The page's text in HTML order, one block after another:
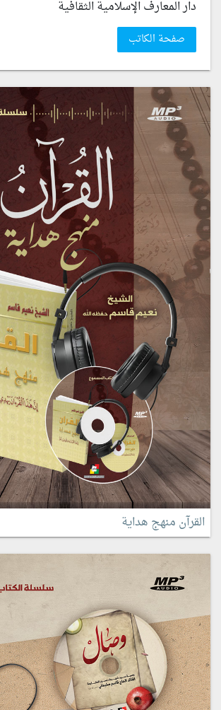
دار المعارف الإسلامية الثقافية
صفحة الكاتب
القرآن منهج هداية